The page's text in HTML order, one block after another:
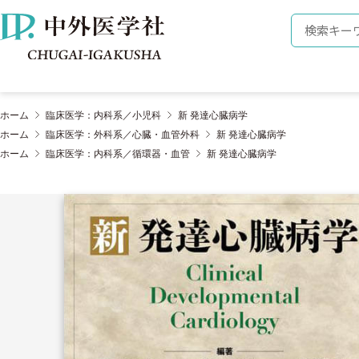
株式会社 中外医学社 検索キーワ
ホーム 臨床医学：内科系／小児科
新 発達心臓病学
ホーム
臨床医学：外科系／心臓・血管外科
新 発達心臓病学
ホーム
臨床医学：内科系／循環器・血管 新 発達心臓病学